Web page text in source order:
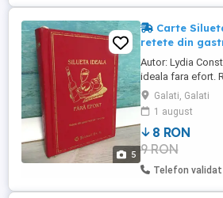
Young a scris
5
Carte
retete din
Autor: Lydia
ideala fara efort.
franceza Editura:
aparitie: 1998 Nr.
17 cm Coperți:
romana Stare:
îndoit. Conține și
Galati, Galati
1 august
8 RON
9 RON
Telefon validat